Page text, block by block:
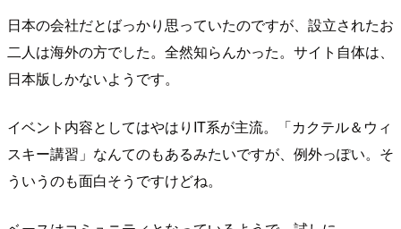
日本の会社だとばっかり思っていたのですが、設立されたお
二人は海外の方でした。全然知らんかった。サイト自体は、
日本版しかないようです。
イベント内容としてはやはりIT系が主流。「カクテル＆ウィ
スキー講習」なんてのもあるみたいですが、例外っぽい。そ
ういうのも面白そうですけどね。